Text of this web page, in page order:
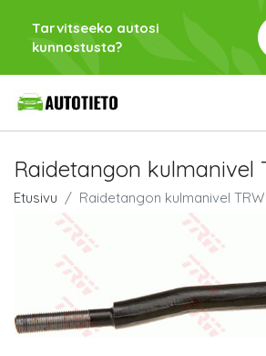
Tarvitseeko autosi
kunnostusta?
Raidetangon kulmanivel
Etusivu Raidetangon kulmanivel TRW